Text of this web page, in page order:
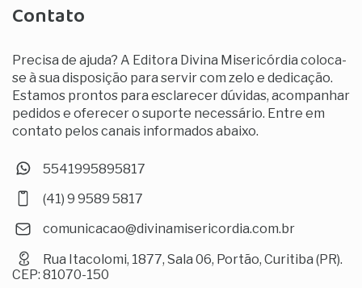
Contato
Precisa de ajuda? A Editora Divina Misericórdia coloca-
se à sua disposição para servir com zelo e dedicação.
Estamos prontos para esclarecer dúvidas, acompanhar
pedidos e oferecer o suporte necessário. Entre em
contato pelos canais informados abaixo.
5541995895817
(41) 9 9589 5817
comunicacao@divinamisericordia.com.br
Rua Itacolomi, 1877, Sala 06, Portão, Curitiba (PR).
CEP: 81070-150